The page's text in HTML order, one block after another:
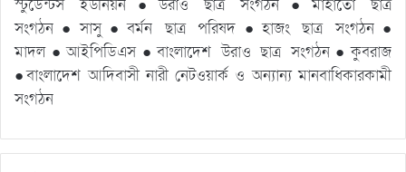
স্টুডেন্টস ইউনিয়ন●উরাও ছাত্র সংগঠন●মাহাতো ছাত্র
সংগঠন●সাসু●বর্মন ছাত্র পরিষদ●হাজং ছাত্র সংগঠন●
মাদল●আইপিডিএস●বাংলাদেশ উরাও ছাত্র সংগঠন●কুবরাজ
●বাংলাদেশ আদিবাসী নারী নেটওয়ার্ক ও অন্যান্য মানবাধিকারকামী
সংগঠন